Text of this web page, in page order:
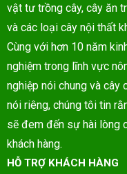
vật tư trồng cây, cây ăn
và các loại cây nội thất
Cùng với hơn 10 năm
nghiệm trong lĩnh vực
nghiệp nói chung và cây
nói riêng, chúng tôi tin
sẽ đem đến sự hài lòng
khách hàng.
HỖ TRỢ KHÁCH HÀNG